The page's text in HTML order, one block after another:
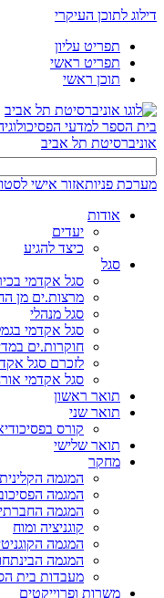
דילוג לתוכן העיקרי
תפריט עליון
תפריט ראשי
תוכן ראשי
בית הספר למדעי
אוניברסיטת תל אביב
מערכת פניותאזור אישי
אודות
יעדים
כיצד להגיע
סגל
סגל אקדמי
מרצות.ים מן
סגל מנהלי
סגל אקדמי
חוקרות.ים
לזכרם סגל
סגל אקדמי
תואר ראשון
תואר שני
קורס
תואר שלישי
מחקר
המגמה
המגמה
המגמה
קוגניציה ומוח
המגמה
המגמה
מעבדות בית
משרות ופרוייקטים